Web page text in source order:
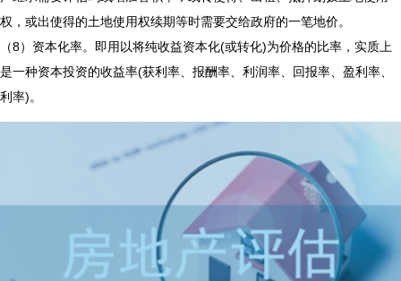
权，或出使得的土地使用权续期等时需要交给政府的一笔地价。
（8）资本化率。即用以将纯收益资本化(或转化)为价格的比率，实质上
是一种资本投资的收益率(获利率、报酬率、利润率、回报率、盈利率、
利率)。